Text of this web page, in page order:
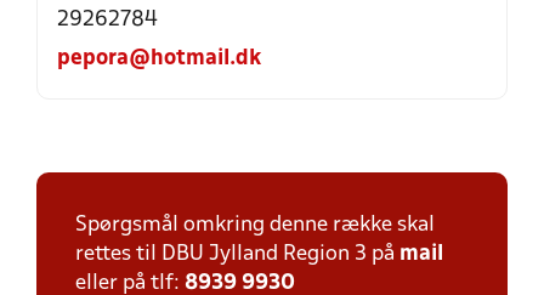
29262784
pepora@hotmail.dk
Spørgsmål omkring denne række skal
rettes til DBU Jylland Region 3 på mail
eller på tlf: 8939 9930